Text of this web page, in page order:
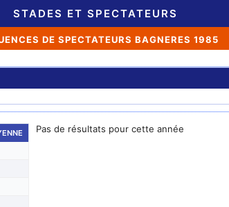
STADES ET SPECTATEURS
DE SPECTATEURS BAGNERES 1985
Pas de résultats pour cette année